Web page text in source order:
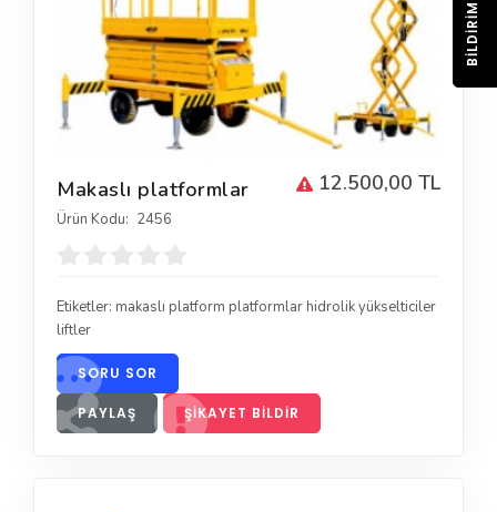
12.500,00 TL
Makaslı platformlar
Ürün Kodu: 2456
Etiketler: makaslı platform platformlar hidrolik yükselticiler
liftler
SORU SOR
PAYLAŞ ŞIKAYET BILDIR
BILDIRIM